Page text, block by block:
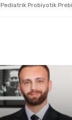
Pediatrik Probiyotik